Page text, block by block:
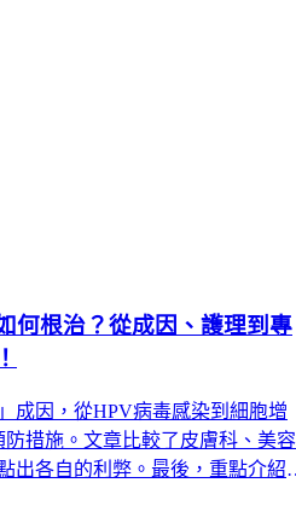
何根治？從成因、護理到專
成因，從HPV病毒感染到細胞增
措施。文章比較了皮膚科、美容
出各自的利弊。最後，重點介紹